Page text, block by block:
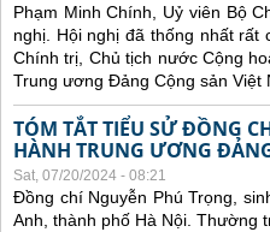
Phạm Minh Chính, Uỷ viên Bộ
nghị. Hội nghị đã thống nhất rất
Chính trị, Chủ tịch nước Cộng
Trung ương Đảng Cộng sản Việt
TÓM TẮT TIỂU SỬ ĐỒNG
HÀNH TRUNG ƯƠNG
Sat, 07/20/2024 - 08:21
Đồng chí Nguyễn Phú Trọng,
Anh, thành phố Hà Nội. Thường